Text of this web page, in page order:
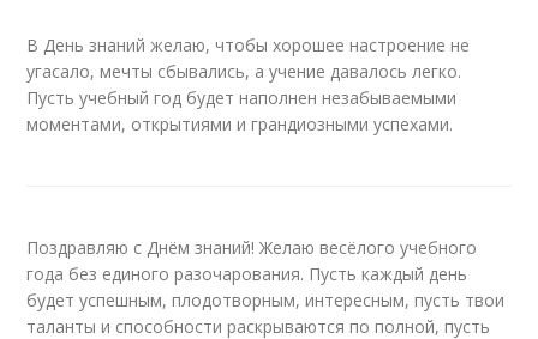
В День знаний желаю, чтобы хорошее настроение не
угасало, мечты сбывались, а учение давалось легко.
Пусть учебный год будет наполнен незабываемыми
моментами, открытиями и грандиозными успехами.
Поздравляю с Днём знаний! Желаю весёлого учебного
года без единого разочарования. Пусть каждый день
будет успешным, плодотворным, интересным, пусть твои
таланты и способности раскрываются по полной, пусть